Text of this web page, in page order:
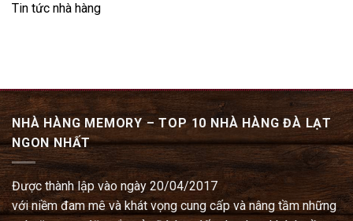
Tin tức nhà hàng
NHÀ HÀNG MEMORY – TOP 10 NHÀ HÀNG ĐÀ LẠT
NGON NHẤT
Được thành lập vào ngày 20/04/2017
với niềm đam mê và khát vọng cung cấp và nâng tầm những